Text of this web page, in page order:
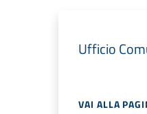
Ufficio
VAI ALLA